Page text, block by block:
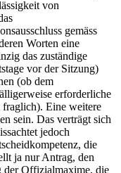
von
gemäss
Worten eine
das zuständige
vor der Sitzung)
(ob dem
erforderliche
Eine weitere
sein. Das verträgt sich
jedoch
die
ja nur Antrag, den
der Offizialmaxime, die